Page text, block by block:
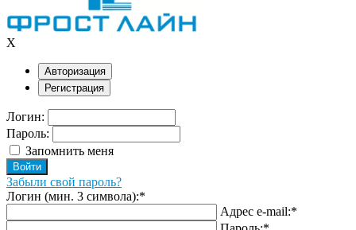
X
Авторизация
Регистрация
Логин:
Пароль:
Запомнить меня
Забыли свой пароль?
Логин (мин. 3 символа):*
Адрес e-mail:*